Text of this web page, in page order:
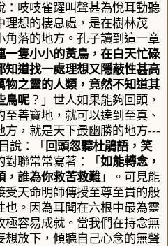
：吱吱雀躍叫聲甚為悅耳動聽
理想的棲息處，是在樹林茂
角落的地方。孔子讀到這一章
一隻小小的黃鳥，在白天忙碌
知道找一處理想又隱蔽性甚高
物之靈的人類，竟然不知道其
鳥呢？」世人如果能夠回頭 ，
善寶地，就可以達到至真、
方，就是天下最幽勝的地方---
說：「 回頭忽聽杜鵑語，笑
對聯常常寫著：「 如能轉念，
，誰為你救苦救難」。可見能
受天命明師傳授至尊至貴的般
。因為耳聞在六根中最為靈
極容易成就。當我們在持念無
想放下，傾聽自己心念的無聲